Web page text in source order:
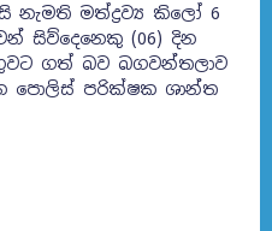
නැමති මත්ද්‍රව්‍ය කිලෝ 6
සිව්දෙනෙකු (06) දින
ගත් බව බගවන්තලාව
පොලිස් පරික්ෂක ශාන්ත